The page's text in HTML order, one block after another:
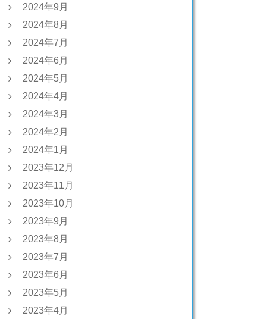
2024年9月
2024年8月
2024年7月
2024年6月
2024年5月
2024年4月
2024年3月
2024年2月
2024年1月
2023年12月
2023年11月
2023年10月
2023年9月
2023年8月
2023年7月
2023年6月
2023年5月
2023年4月